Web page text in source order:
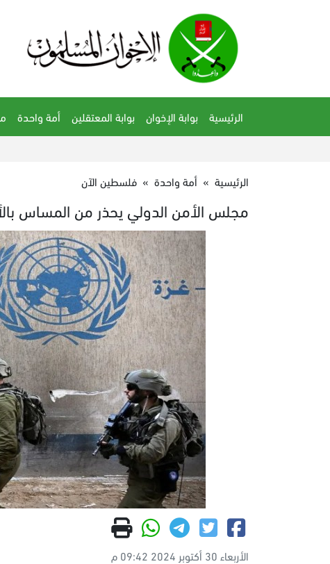
الرئيسية بوابة الإخوان بوابة المعتقلين أمة واحدة
الرئيسية » أمة واحدة » فلسطين الآن
مجلس الأمن الدولي يحذر من المساس
الأربعاء 30 أكتوبر 2024 09:42 م